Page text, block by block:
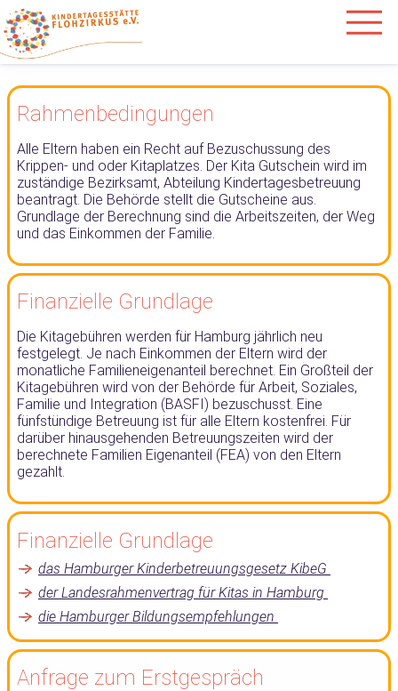
Rahmenbedingungen
Alle Eltern haben ein Recht auf Bezuschussung des
Krippen- und oder Kitaplatzes. Der Kita Gutschein wird im
zuständige Bezirksamt, Abteilung Kindertagesbetreuung
beantragt. Die Behörde stellt die Gutscheine aus.
Grundlage der Berechnung sind die Arbeitszeiten, der Weg
und das Einkommen der Familie.
Finanzielle Grundlage
Die Kitagebühren werden für Hamburg jährlich neu
festgelegt. Je nach Einkommen der Eltern wird der
monatliche Familieneigenanteil berechnet. Ein Großteil der
Kitagebühren wird von der Behörde für Arbeit, Soziales,
Familie und Integration (BASFI) bezuschusst. Eine
fünfstündige Betreuung ist für alle Eltern kostenfrei. Für
darüber hinausgehenden Betreuungszeiten wird der
berechnete Familien Eigenanteil (FEA) von den Eltern
gezahlt.
Finanzielle Grundlage
das Hamburger Kinderbetreuungsgesetz KibeG
der Landesrahmenvertrag für Kitas in Hamburg
die Hamburger Bildungsempfehlungen
Anfrage zum Erstgespräch